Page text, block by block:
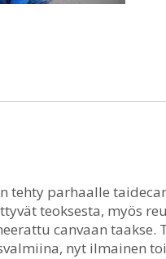
tehty parhaalle
teoksesta, myös
canvaan
nyt ilmainen